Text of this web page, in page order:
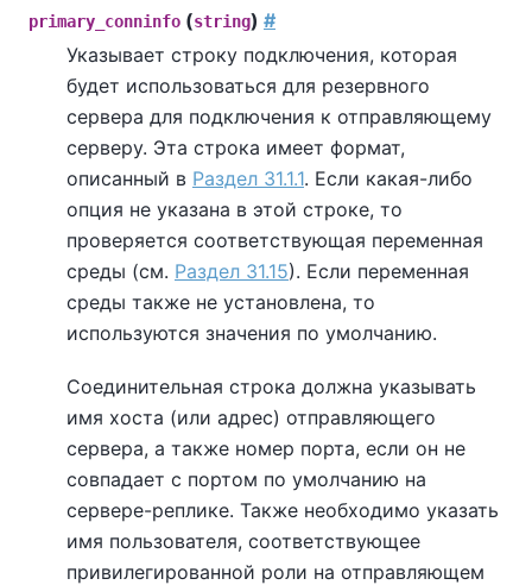
primary_conninfo (string) #
Указывает строку подключения, которая
будет использоваться для резервного
сервера для подключения к отправляющему
серверу. Эта строка имеет формат,
описанный в Раздел 31.1.1. Если какая-либо
опция не указана в этой строке, то
проверяется соответствующая переменная
среды (см. Раздел 31.15). Если переменная
среды также не установлена, то
используются значения по умолчанию.
Соединительная строка должна указывать
имя хоста (или адрес) отправляющего
сервера, а также номер порта, если он не
совпадает с портом по умолчанию на
сервере-реплике. Также необходимо указать
имя пользователя, соответствующее
привилегированной роли на отправляющем